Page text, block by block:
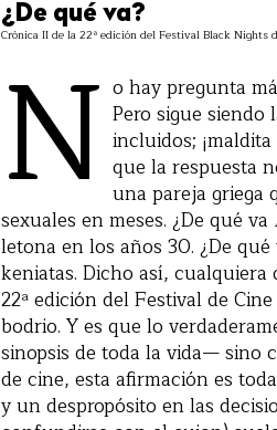
¿De qué va?
Crónica II de la 22ª edición del Festival Black Nights
N o hay pregunta
Pero sigue
incluidos;
que la respuesta
una pareja griega
sexuales en meses. ¿De qué va
letona en los años 30. ¿De qué
keniatas. Dicho así,
22ª edición del Festival de
bodrio. Y es que lo
sinopsis de toda la vida— sino
de cine, esta afirmación es
y un despropósito en las